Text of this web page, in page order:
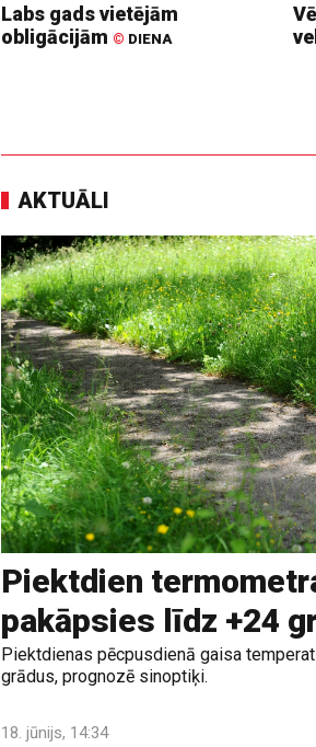
Labs gads vietējām
obligācijām © DIENA
AKTUĀLI
Piektdien
pakāpsies līdz +24
Piektdienas pēcpusdienā gaisa
grādus, prognozē sinoptiķi.
18. jūnijs, 14:34